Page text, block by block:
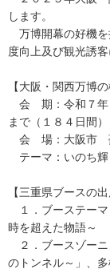
します。
万博開幕の好機を
度向上及び観光誘
【大阪・関西万博の
会 期：令和７年
まで（１８４日間）
会 場：大阪市
テーマ：いのち輝
【三重県ブースの出
１．ブーステーマ
時を超えた物語～
２．ブースゾーニ
のトンネル～」、